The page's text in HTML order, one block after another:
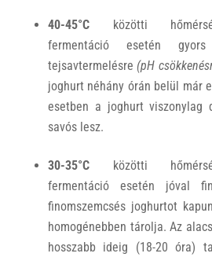
40-45°C közötti
fermentáció esetén
tejsavtermelésre (pH
joghurt néhány órán belül már
esetben a joghurt viszonylag
savós lesz.
30-35°Cközötti
fermentáció esetén jóval
finomszemcsés joghurtot
homogénebben tárolja. Az
hosszabb ideig (18-20 óra)